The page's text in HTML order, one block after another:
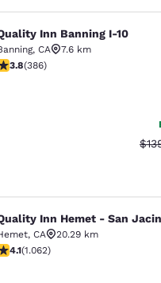
Banning I-10
Inn Banning I-10
, CA
7.6 km
3.81 estrelas. Bom.
3.8(386)
Hemet - San
Inn Hemet - San
, CA
20.29 km
4.07 estrelas. Muito
4.1(1.062)